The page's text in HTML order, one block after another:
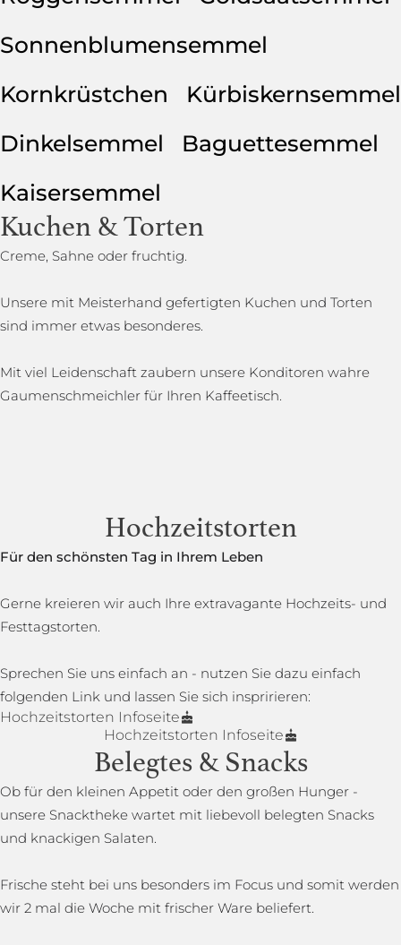
Sonnenblumensemmel
Kornkrüstchen
Kürbiskernsemmel
Dinkelsemmel
Baguettesemmel
Kaisersemmel
Kuchen & Torten
Creme, Sahne oder fruchtig.
Unsere mit Meisterhand gefertigten Kuchen und Torten
sind immer etwas besonderes.
Mit viel Leidenschaft zaubern unsere Konditoren wahre
Gaumenschmeichler für Ihren Kaffeetisch.
Hochzeitstorten
Für den schönsten Tag in Ihrem Leben
Gerne kreieren wir auch Ihre extravagante Hochzeits- und
Festtagstorten.
Sprechen Sie uns einfach an - nutzen Sie dazu einfach
folgenden Link und lassen Sie sich inspririeren:
Hochzeitstorten Infoseite
Hochzeitstorten Infoseite
Belegtes & Snacks
Ob für den kleinen Appetit oder den großen Hunger -
unsere Snacktheke wartet mit liebevoll belegten Snacks
und knackigen Salaten.
Frische steht bei uns besonders im Focus und somit werden
wir 2 mal die Woche mit frischer Ware beliefert.